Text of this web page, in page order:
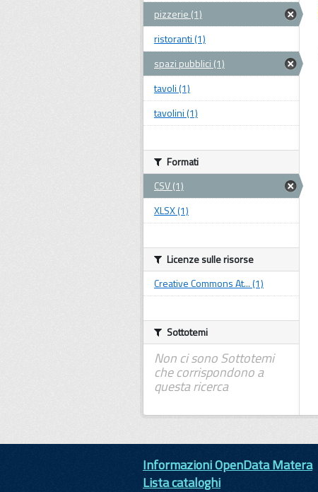
pizzerie (1)
ristoranti (1)
spazi pubblici (1)
tavoli (1)
tavolini (1)
Formati
CSV (1)
XLSX (1)
Licenze sulle risorse
Creative Commons At... (1)
Sottotemi
Non ci sono Sottotemi
che corrispondono a
questa ricerca
Informazioni OpenData Matera
Lista cataloghi